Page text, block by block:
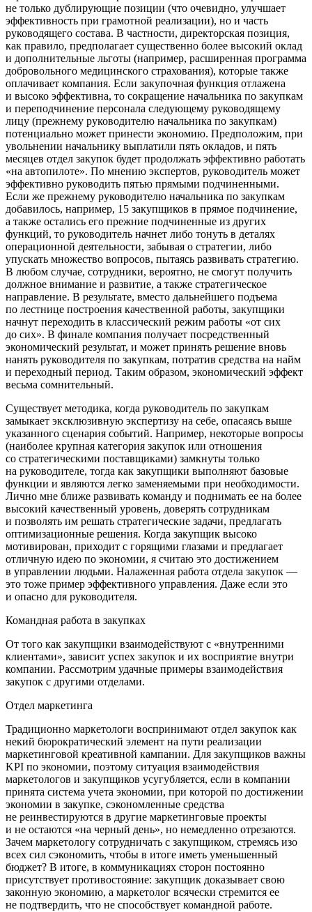
не только дублирующие позиции (что очевидно, улучшает
эффективность при грамотной реализации), но и часть
руководящего состава. В частности, директорская позиция,
как правило, предполагает существенно более высокий оклад
и дополнительные льготы (например, расширенная программа
добровольного медицинского страхования), которые также
оплачивает компания. Если закупочная функция отлажена
и высоко эффективна, то сокращение начальника по закупкам
и переподчинение персонала следующему руководящему
лицу (прежнему руководителю начальника по закупкам)
потенциально может принести экономию. Предположим, при
увольнении начальнику выплатили пять окладов, и пять
месяцев отдел закупок будет продолжать эффективно работать
«на автопилоте». По мнению экспертов, руководитель может
эффективно руководить пятью прямыми подчиненными.
Если же прежнему руководителю начальника по закупкам
добавилось, например, 15 закупщиков в прямое подчинение,
а также остались его прежние подчиненные из других
функций, то руководитель начнет либо тонуть в деталях
операционной деятельности, забывая о стратегии, либо
упускать множество вопросов, пытаясь развивать стратегию.
В любом случае, сотрудники, вероятно, не смогут получить
должное внимание и развитие, а также стратегическое
направление. В результате, вместо дальнейшего подъема
по лестнице построения качественной работы, закупщики
начнут переходить в классический режим работы «от сих
до сих». В финале компания получает посредственный
экономический результат, и может принять решение вновь
нанять руководителя по закупкам, потратив средства на найм
и переходный период. Таким образом, экономический эффект
весьма сомнительный.
Существует методика, когда руководитель по закупкам
замыкает эксклюзивную экспертизу на себе, опасаясь выше
указанного сценария событий. Например, некоторые вопросы
(наиболее крупная категория закупок или отношения
со стратегическими поставщиками) замкнуты только
на руководителе, тогда как закупщики выполняют базовые
функции и являются легко заменяемыми при необходимости.
Лично мне ближе развивать команду и поднимать ее на более
высокий качественный уровень, доверять сотрудникам
и позволять им решать стратегические задачи, предлагать
оптимизационные решения. Когда закупщик высоко
мотивирован, приходит с горящими глазами и предлагает
отличную идею по экономии, я считаю это достижением
в управлении людьми. Налаженная работа отдела закупок —
это тоже пример эффективного управления. Даже если это
и опасно для руководителя.
Командная работа в закупках
От того как закупщики взаимодействуют с «внутренними
клиентами», зависит успех закупок и их восприятие внутри
компании. Рассмотрим удачные примеры взаимодействия
закупок с другими отделами.
Отдел маркетинга
Традиционно маркетологи воспринимают отдел закупок как
некий бюрократический элемент на пути реализации
маркетинговой креативной кампании. Для закупщиков важны
KPI по экономии, поэтому ситуация взаимодействия
маркетологов и закупщиков усугубляется, если в компании
принята система учета экономии, при которой по достижении
экономии в закупке, сэкономленные средства
не реинвестируются в другие маркетинговые проекты
и не остаются «на черный день», но немедленно отрезаются.
Зачем маркетологу сотрудничать с закупщиком, стремясь изо
всех сил сэкономить, чтобы в итоге иметь уменьшенный
бюджет? В итоге, в коммуникациях сторон постоянно
присутствует противостояние: закупщик доказывает свою
законную экономию, а маркетолог всячески стремится ее
не подтвердить, что не способствует командной работе.